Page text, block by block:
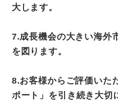
大します。
7.成長機会の大きい海外
を図ります。
8.お客様からご評価いた
ポート」を引き続き大切